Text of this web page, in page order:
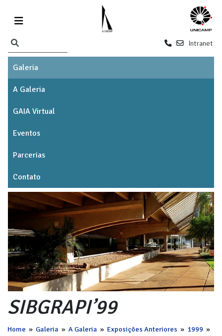
Intranet
Galeria
A Galeria
GAIA Virtual
Eventos
Parcerias
Contato
SIBGRAPI’99
Home » Galeria » A Galeria » Exposições Anteriores » 1999 »